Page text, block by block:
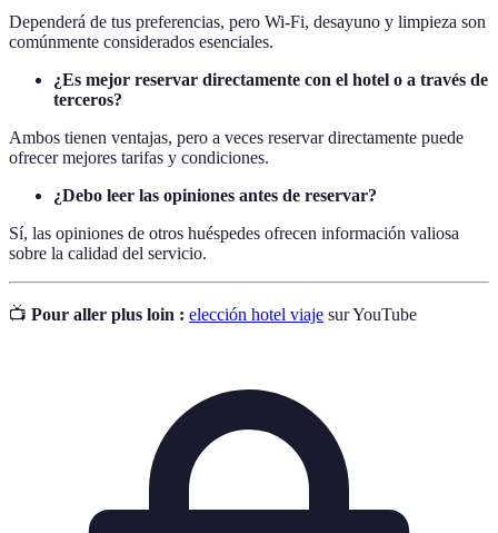
Dependerá de tus preferencias, pero Wi-Fi, desayuno y limpieza son
comúnmente considerados esenciales.
¿Es mejor reservar directamente con el hotel o a través de
terceros?
Ambos tienen ventajas, pero a veces reservar directamente puede
ofrecer mejores tarifas y condiciones.
¿Debo leer las opiniones antes de reservar?
Sí, las opiniones de otros huéspedes ofrecen información valiosa
sobre la calidad del servicio.
📺 Pour aller plus loin : elección hotel viaje sur YouTube